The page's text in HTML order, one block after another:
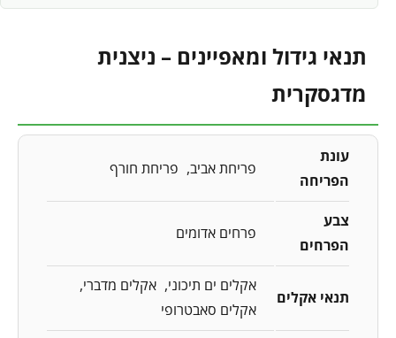
תנאי גידול ומאפיינים – ניצנית
מדגסקרית
עונת
הפריחה
פריחת אביב פריחת חורף
צבע
הפרחים
פרחים אדומים
תנאי אקלים
אקלים ים תיכוני
אקלים מדברי
אקלים סאבטרופי